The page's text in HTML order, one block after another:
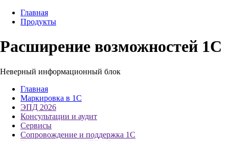
Главная
Продукты
Расширение возможностей 1С
Неверный информационный блок
Главная
Маркировка в 1С
ЭПД 2026
Консультации и аудит
Сервисы
Сопровождение и поддержка 1С